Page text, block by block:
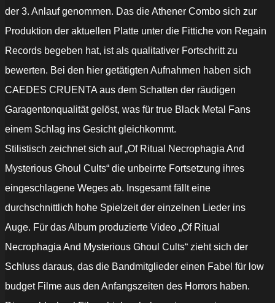
der 3. Anlauf genommen. Das die Athener Combo sich zur
Produktion der aktuellen Platte unter die Fittiche von Regain
Records begeben hat, ist als qualitativer Fortschritt zu
bewerten. Bei den hier getätigten Aufnahmen haben sich
CAEDES CRUENTA aus dem Schatten der räudigen
Garagentonqualität gelöst, was für true Black Metal Fans
einem Schlag ins Gesicht gleichkommt.
Stilistisch zeichnet sich auf „Of Ritual Necrophagia And
Mysterious Ghoul Cults“ die unbeirrte Fortsetzung ihres
eingeschlagene Weges ab. Insgesamt fällt eine
durchschnittlich hohe Spielzeit der einzelnen Lieder ins
Auge. Für das Album produzierte Video „Of Ritual
Necrophagia And Mysterious Ghoul Cults“ zieht sich der
Schluss daraus, das die Bandmitglieder einen Fabel für low
budget Filme aus den Anfangszeiten des Horrors haben.